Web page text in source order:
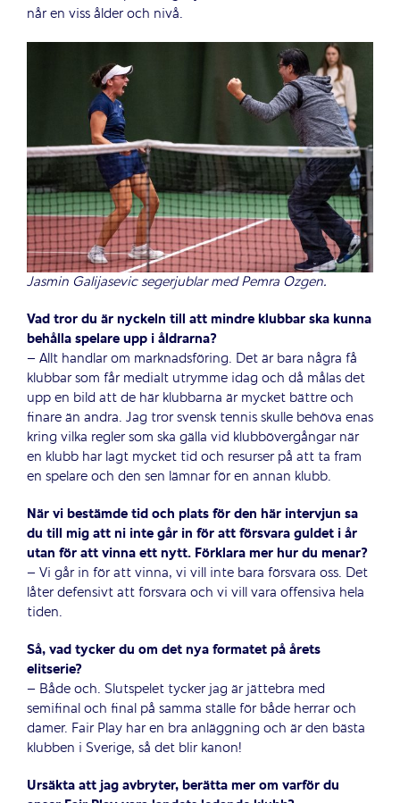
når en viss ålder och nivå.
Jasmin Galijasevic segerjublar med Pemra Ozgen.
Vad tror du är nyckeln till att mindre klubbar ska kunna
behålla spelare upp i åldrarna?
– Allt handlar om marknadsföring. Det är bara några få
klubbar som får medialt utrymme idag och då målas det
upp en bild att de här klubbarna är mycket bättre och
finare än andra. Jag tror svensk tennis skulle behöva enas
kring vilka regler som ska gälla vid klubbövergångar när
en klubb har lagt mycket tid och resurser på att ta fram
en spelare och den sen lämnar för en annan klubb.
När vi bestämde tid och plats för den här intervjun sa
du till mig att ni inte går in för att försvara guldet i år
utan för att vinna ett nytt. Förklara mer hur du menar?
– Vi går in för att vinna, vi vill inte bara försvara oss. Det
låter defensivt att försvara och vi vill vara offensiva hela
tiden.
Så, vad tycker du om det nya formatet på årets
elitserie?
– Både och. Slutspelet tycker jag är jättebra med
semifinal och final på samma ställe för både herrar och
damer. Fair Play har en bra anläggning och är den bästa
klubben i Sverige, så det blir kanon!
Ursäkta att jag avbryter, berätta mer om varför du